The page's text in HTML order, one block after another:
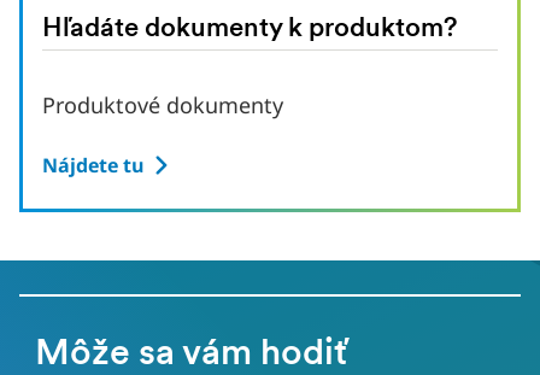
Hľadáte dokumenty k produktom?
Produktové dokumenty
Nájdete tu
Môže sa vám hodiť